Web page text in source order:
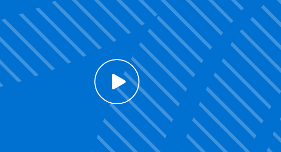
Voir la vidéo
Click to enable Youtube cookies and see content